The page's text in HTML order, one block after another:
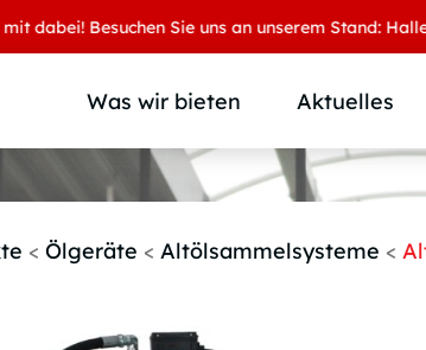
Besuchen Sie uns an unserem Stand: Halle 8,
Was wir bieten Aktuelles
< Ölgeräte < Altölsammelsysteme <